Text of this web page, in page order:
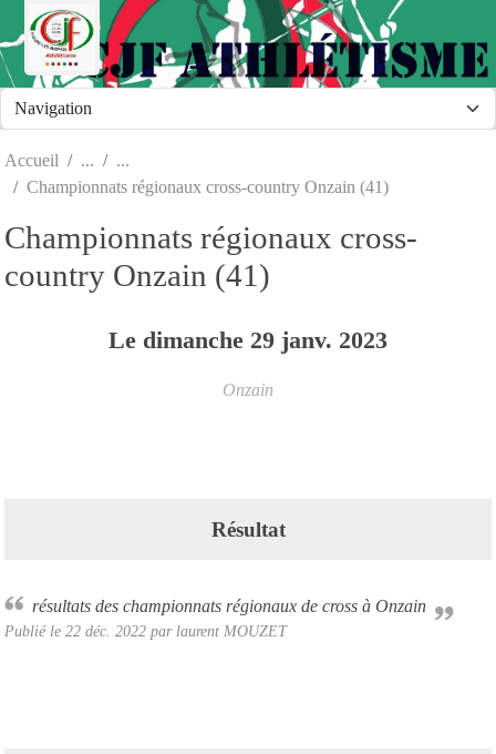
Accueil
Championnats régionaux cross-country Onzain (41)
Championnats régionaux cross-
country Onzain (41)
Le dimanche 29 janv. 2023
Onzain
Résultat
résultats des championnats régionaux de cross à Onzain
Publié le 22 déc. 2022 par laurent MOUZET
Panneau de gestion des cookies